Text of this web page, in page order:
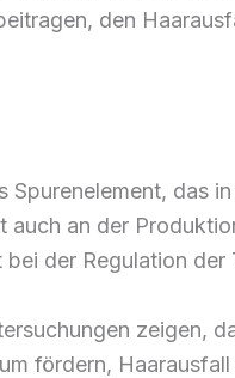
den
Spurenelement, das
auch an der
der Regulation
zeigen,
fördern,